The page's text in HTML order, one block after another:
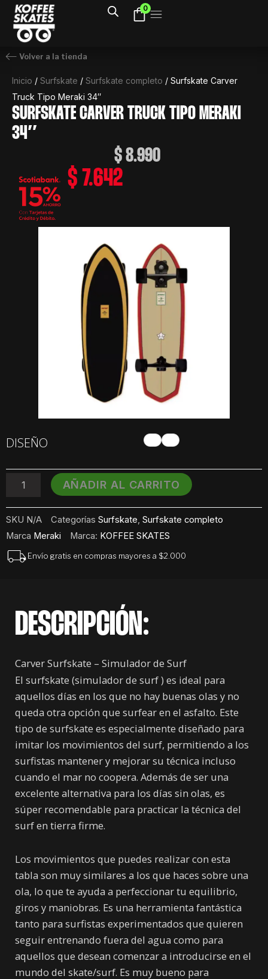
contenido
0
Volver a la tienda
Inicio / Surfskate / Surfskate completo / Surfskate Carver
Truck Tipo Meraki 34″
SURFSKATE CARVER TRUCK TIPO MERAKI
34″
$8.990
$ 7.642
DISEÑO
Surfskate
Carver
Tipo
Meraki
cantidad
AÑADIR AL CARRITO
SKU N/A Categorías Surfskate, Surfskate completo
Marca Meraki Marca: KOFFEE SKATES
Envío gratis en compras mayores a $2.000
DESCRIPCIÓN:
Carver Surfskate – Simulador de Surf
El surfskate (simulador de surf ) es ideal para
aquellos días en los que no hay buenas olas y no
queda otra opción que surfear en el asfalto. Este
tipo de surfskate es especialmente diseñado para
imitar los movimientos del surf, permitiendo a los
surfistas mantener y mejorar su técnica incluso
cuando el mar no coopera. Además de ser una
excelente alternativa para los días sin olas, es
súper recomendable para practicar la técnica del
surf en tierra firme.
Los movimientos que puedes realizar con esta
tabla son muy similares a los que haces sobre una
ola, lo que te ayuda a perfeccionar tu equilibrio,
giros y maniobras. Es una herramienta fantástica
tanto para surfistas experimentados que quieren
seguir entrenando fuera del agua como para
aquellos que desean comenzar a introducirse en el
mundo del skate/surf. Es muy bueno para